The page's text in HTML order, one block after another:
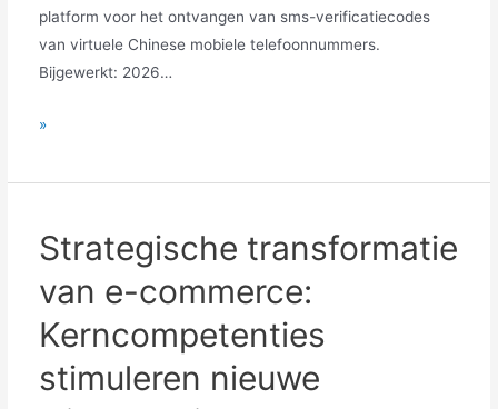
platform voor het ontvangen van sms-verificatiecodes
van virtuele Chinese mobiele telefoonnummers.
Bijgewerkt: 2026…
Zijn
commercemedewerkers
Een
disciplinair
mechanisme
de
sleutel
»
Strategische transformatie
van e-commerce:
Kerncompetenties
stimuleren nieuwe